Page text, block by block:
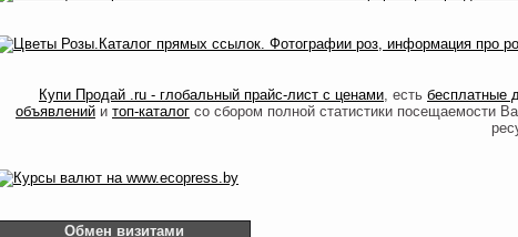
Купи Продай .ru - глобальный прайс-лист с ценами, есть бесплатные
объявлений и топ-каталог со сбором полной статистики посещаемости
Обмен визитами